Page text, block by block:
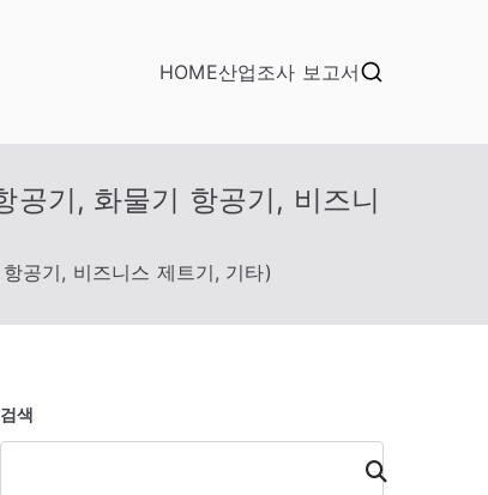
HOME산업조사 보고서
공기, 화물기 항공기, 비즈니
공기, 비즈니스 제트기, 기타)
검색
검
색